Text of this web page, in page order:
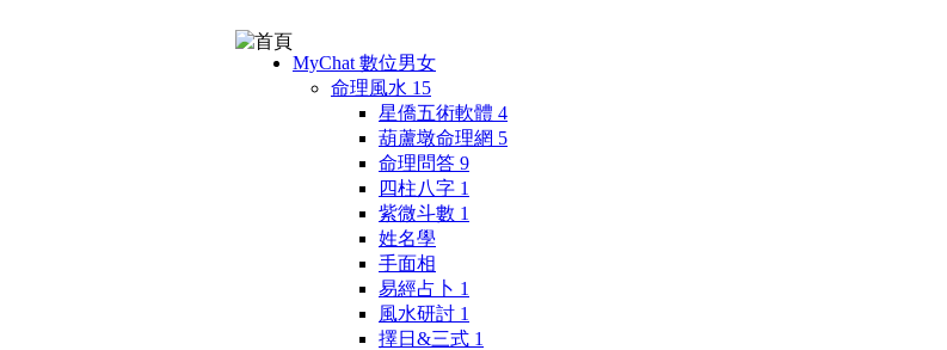
MyChat 數位男女
命理風水 15
星僑五術軟體 4
葫蘆墩命理網 5
命理問答 9
四柱八字 1
紫微斗數 1
姓名學
手面相
易經占卜 1
風水研討 1
擇日&三式 1